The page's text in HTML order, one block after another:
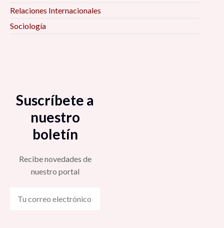
Relaciones Internacionales
Sociología
Suscríbete a
nuestro
boletín
Recibe novedades de
nuestro portal